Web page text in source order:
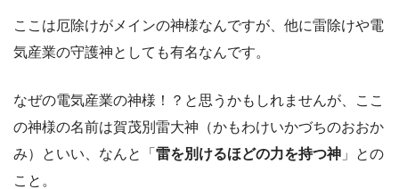
ここは厄除けがメインの神様なんですが、他に雷除けや電
気産業の守護神としても有名なんです。
なぜの電気産業の神様！？と思うかもしれませんが、ここ
の神様の名前は賀茂別雷大神（かもわけいかづちのおおか
み）といい、なんと「 雷を別けるほどの力を持つ神 」との
こと。